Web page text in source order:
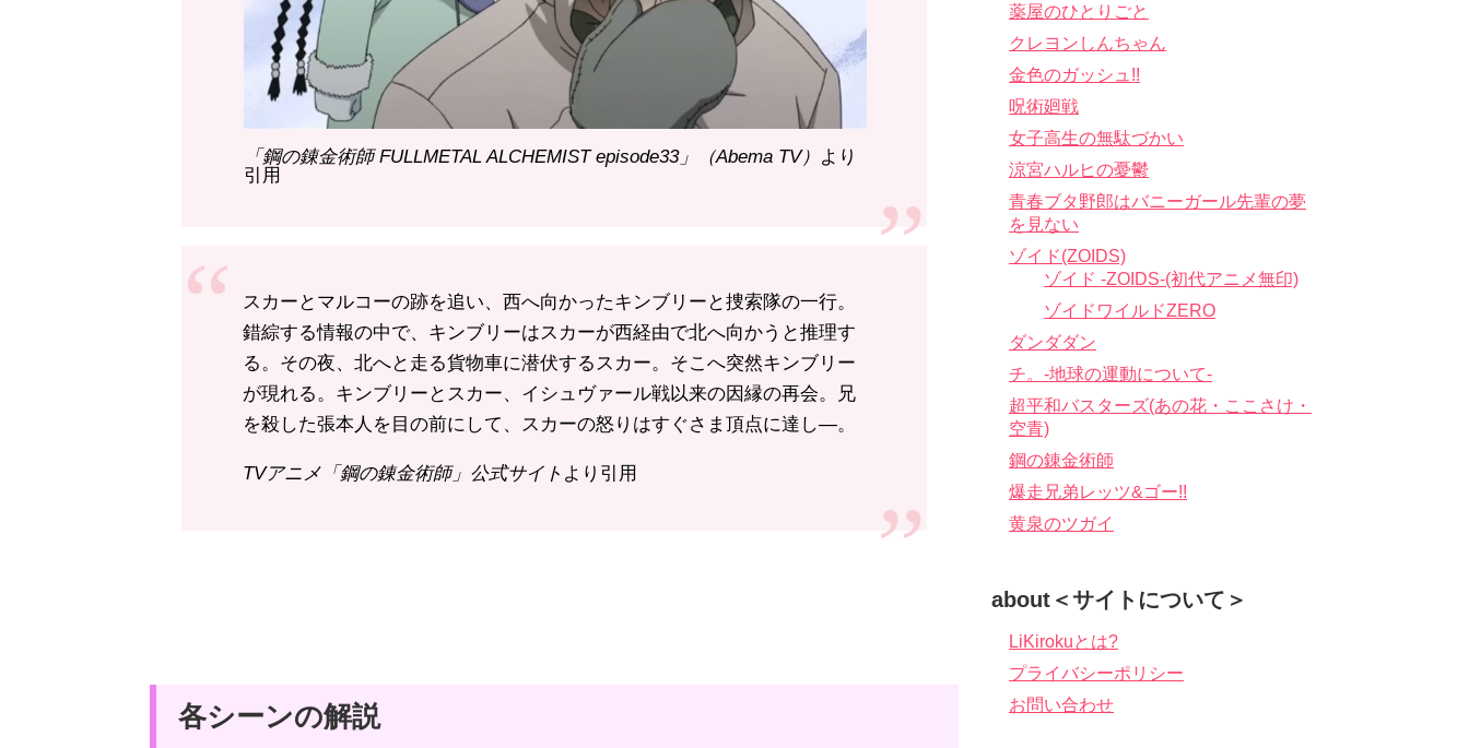
「鋼の錬金術師 FULLMETAL ALCHEMIST episode33」（Abema TV） より
引用
スカーとマルコーの跡を追い、西へ向かったキンブリーと捜索隊の一行。
錯綜する情報の中で、キンブリーはスカーが西経由で北へ向かうと推理す
る。その夜、北へと走る貨物車に潜伏するスカー。そこへ突然キンブリー
が現れる。キンブリーとスカー、イシュヴァール戦以来の因縁の再会。兄
を殺した張本人を目の前にして、スカーの怒りはすぐさま頂点に達し―。
TVアニメ「鋼の錬金術師」公式サイト より引用
各シーンの解説
薬屋のひとりごと
クレヨンしんちゃん
金色のガッシュ!!
呪術廻戦
女子高生の無駄づかい
涼宮ハルヒの憂鬱
青春ブタ野郎はバニーガール先輩の夢
を見ない
ゾイド(ZOIDS)
ゾイド -ZOIDS-(初代アニメ無印)
ゾイドワイルドZERO
ダンダダン
チ。-地球の運動について-
超平和バスターズ(あの花・ここさけ・
空青)
鋼の錬金術師
爆走兄弟レッツ&ゴー!!
黄泉のツガイ
about＜サイトについて＞
LiKirokuとは?
プライバシーポリシー
お問い合わせ